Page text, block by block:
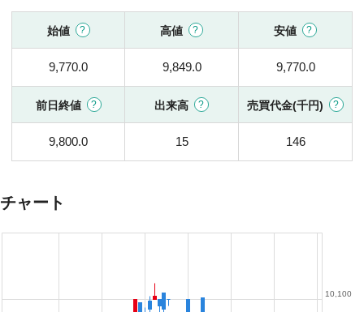
始値 高値 安値
9,770.0 9,849.0 9,770.0
前日終値 出来高 売買代金(千円)
9,800.0 15 146
チャート
10,100